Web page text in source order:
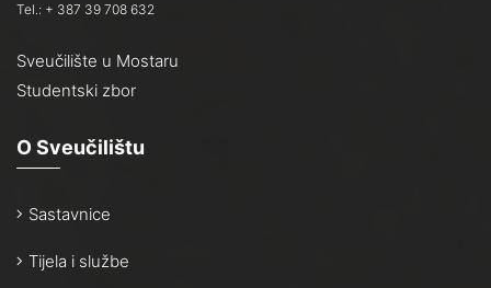
Tel.: + 387 39 708 632
Sveučilište u Mostaru
Studentski zbor
O Sveučilištu
Sastavnice
Tijela i službe